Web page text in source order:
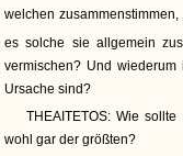
welchen
es solche sie allgemein
vermischen? Und
Ursache sind?
THEAITETOS: Wie sollte
wohl gar der größten?